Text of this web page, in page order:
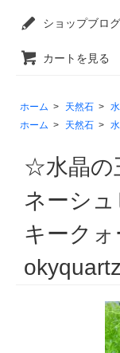
ショップブログ
カートを見る
ホーム > 天然石 >
ホーム > 天然石 >
☆水晶の
ネーシ
キーク
okyquartz